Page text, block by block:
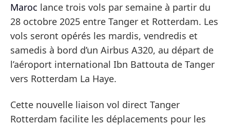
Maroc lance trois vols par semaine à partir du
28 octobre 2025 entre Tanger et Rotterdam. Les
vols seront opérés les mardis, vendredis et
samedis à bord d’un Airbus A320, au départ de
l’aéroport international Ibn Battouta de Tanger
vers Rotterdam La Haye.
Cette nouvelle liaison vol direct Tanger
Rotterdam facilite les déplacements pour les